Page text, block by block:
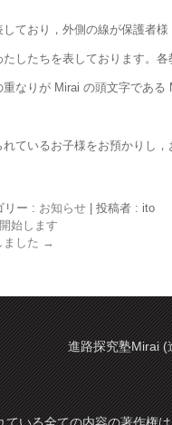
ており，外側の線が保護者
したちを表しております。
なりが Mirai の頭文字である
ているお子様をお預かりし
リー : お知らせ
投稿者 : ito
始します
した →
進路探究塾Mirai